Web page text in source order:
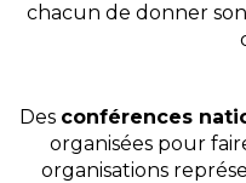
chacun de donner
Des conférences
organisées pour
organisations